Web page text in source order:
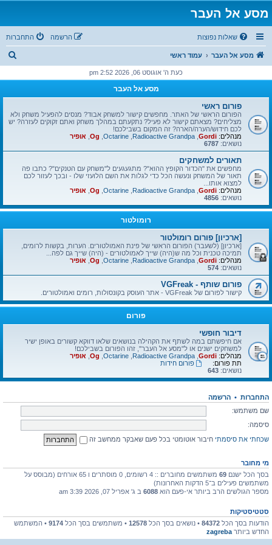
מסע אל העבר
שאלות נפוצות התחברות הרשמה
מסע אל העבר עמוד ראשי
ו
כעת ה' אוגוסט 06, 2026 2:52 pm
מסע אל העבר
פורום ראשי
הפורום הראשי של האתר. מחפשים קישור למשחק אבוד? מנסים להפעיל משחק ולא
מצליחים? מצאתם קישור לא פעיל? נתקעתם במהלך משחק ואתם זקוקים לעזרה? יש
לכם חידוש/הערה/הארה? זה המקום בשבילכם!
מנהלים: Gordi
Radioactive Grandpa
Octarine
Og אופיר
נושאים: 6787
תאורים למשחקים
מחפשים את "הכדור הקופץ ההוא"? מתגעגעים ל"משחק עם הטנקים"? כתבו פה
תאור של המשחק ונעשה הכל כדי לגלות את השם הלועזי שלו - ובכך לעזור לכם
למצוא אותו...
מנהלים: Gordi
Radioactive Grandpa
Octarine
Og אופיר
נושאים: 4856
רומולטור
[ארכיון] פורום רומולטור
[ארכיון] (לשעבר) הפורום הראשי של פינת האמולטורים. הערות, בקשות לרומים,
תמיכה טכנית וכל מה ש(היה) שייך לאמולטורים - (היה) שייך גם לפה...
מנהלים: Gordi
Radioactive Grandpa
Octarine
Og אופיר
נושאים: 574
פורום שותף - VGFreak
קישור לפורום של VGFreak - אתר העוסק בקונסולות, רומים ואמולטורים.
פורום
דיבור חופשי
אם חיפשתם במה לשתף את הקהילה בנושאים שלאו דווקא קשורים באופן ישיר
למשחקים ישנים או ל"מסע אל העבר", זהו הפורום בשבילכם!
מנהלים: Gordi
Radioactive Grandpa
Octarine
Og אופיר
תת פורום:
פורום חידות
נושאים: 643
התחברות • הרשמה
שם משתמש:
סיסמה:
שכחתי את סיסמתי חיבור אוטומטי בכל פעם שאבקר ממחשב זה
מי מחובר
בסך הכל ישנם 69
משתמשים מחוברים :: 4 רשומים, 0 מוסתרים ו 65 אורחים (מבוסס על
משתמשים פעילים ב־5 הדקות האחרונות)
מספר הגולשים הרב ביותר אי-פעם הוא 6088 ב ג' אפריל 07, 2026 3:39 am
סטטיסטיקות
הודעות בסך הכל 84372 • נושאים בסך הכל 12578 • משתמשים בסך הכל 9174 • המשתמש
החדש ביותר zagreba